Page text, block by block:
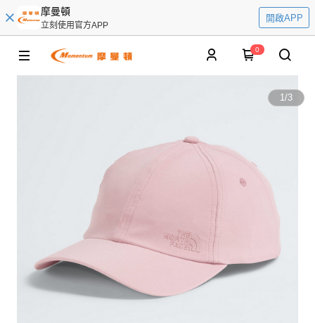
摩曼頓
立刻使用官方APP
開啟APP
0
1/3